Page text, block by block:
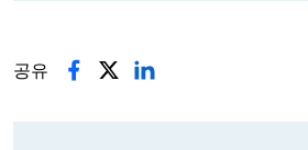
공유